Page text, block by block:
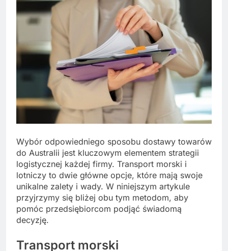
Wybór odpowiedniego sposobu dostawy towarów
do Australii jest kluczowym elementem strategii
logistycznej każdej firmy. Transport morski i
lotniczy to dwie główne opcje, które mają swoje
unikalne zalety i wady. W niniejszym artykule
przyjrzymy się bliżej obu tym metodom, aby
pomóc przedsiębiorcom podjąć świadomą
decyzję.
Transport morski